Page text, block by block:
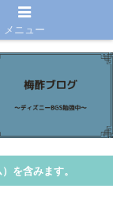
を含みます。
メニュー